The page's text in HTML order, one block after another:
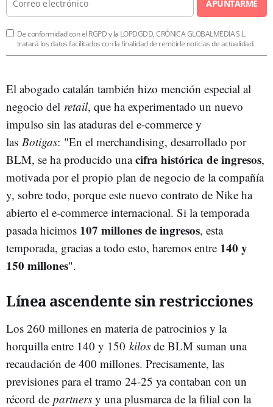
APUNTARME
De conformidad con el RGPD y la LOPDGDD, CRÓNICA GLOBALMEDIA S.L.
tratará los datos facilitados con la finalidad de remitirle noticias de actualidad.
El abogado catalán también hizo mención especial al
negocio del retail, que ha experimentado un nuevo
impulso sin las ataduras del e-commerce y
las Botigas: "En el merchandising, desarrollado por
BLM, se ha producido unacifra histórica de ingresos,
motivada por el propio plan de negocio de la compañía
y, sobre todo, porque este nuevo contrato de Nike ha
abierto el e-commerce internacional. Si la temporada
pasada hicimos 107 millones de ingresos, esta
temporada, gracias a todo esto, haremos entre 140 y
150 millones".
Línea ascendente sin restricciones
Los 260 millones en materia de patrocinios y la
horquilla entre 140 y 150 kilos de BLM suman una
recaudación de 400 millones. Precisamente, las
previsiones para el tramo 24-25 ya contaban con un
récord de partners y una plusmarca de la filial con la